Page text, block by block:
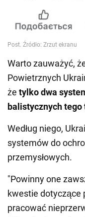
Warto zauważyć,
Powietrznych
że tylko dwa
balistycznych tego
Według niego,
systemów do
przemysłowych.
"Powinny one
kwestie dotyczące
pracować